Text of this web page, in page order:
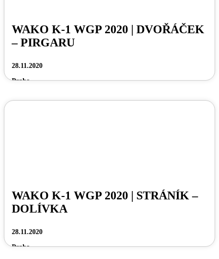
WAKO K-1 WGP 2020 | DVOŘÁČEK
– PIRGARU
28.11.2020
Praha
WAKO K-1 WGP 2020 | STRÁNÍK –
DOLÍVKA
28.11.2020
Praha